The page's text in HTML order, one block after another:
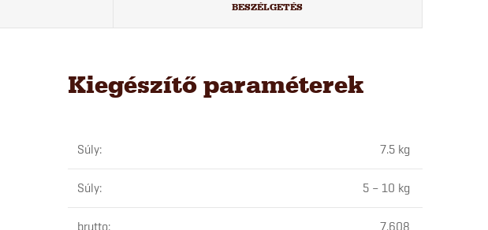
BESZÉLGETÉS
Kiegészítő paraméterek
Súly: 7.5 kg
Súly: 5 – 10 kg
brutto: 7.608